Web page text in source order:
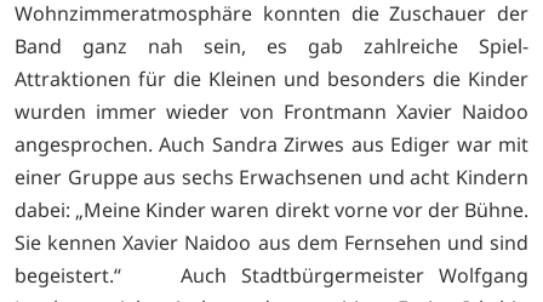
Wohnzimmeratmosphäre konnten die Zuschauer der
Band ganz nah sein, es gab zahlreiche Spiel-
Attraktionen für die Kleinen und besonders die Kinder
wurden immer wieder von Frontmann Xavier Naidoo
angesprochen. Auch Sandra Zirwes aus Ediger war mit
einer Gruppe aus sechs Erwachsenen und acht Kindern
dabei: „Meine Kinder waren direkt vorne vor der Bühne.
Sie kennen Xavier Naidoo aus dem Fernsehen und sind
begeistert.“ Auch Stadtbürgermeister Wolfgang